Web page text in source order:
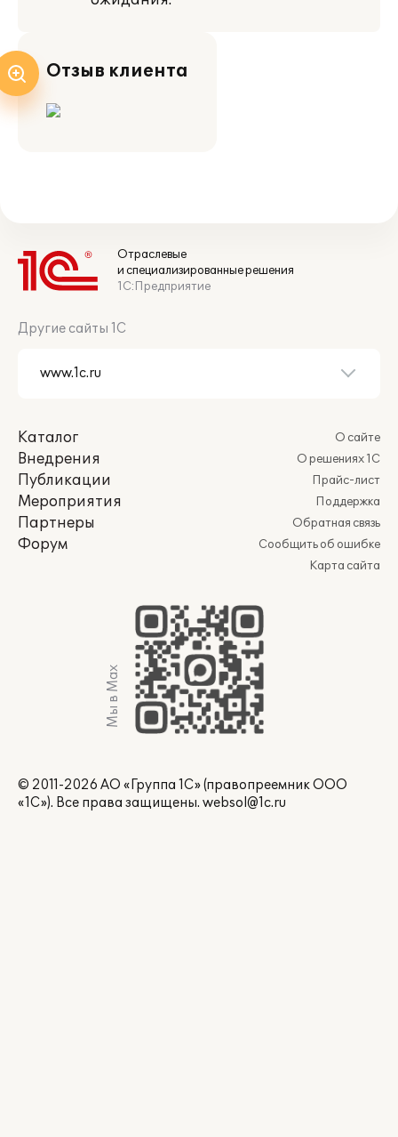
Отзыв клиента
Отраслевые
и специализированные решения
1С:Предприятие
Другие сайты 1С
Каталог
Внедрения
Публикации
Мероприятия
Партнеры
Форум
О сайте
О решениях 1С
Прайс-лист
Поддержка
Обратная связь
Сообщить об ошибке
Карта сайта
Мы в Max
© 2011-2026 АО «Группа 1С» (правопреемник ООО
«1С»). Все права защищены. websol@1c.ru